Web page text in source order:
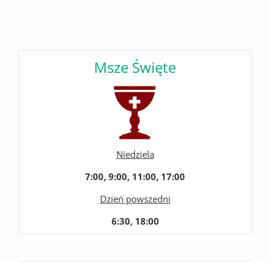
Msze Święte
Niedziela
7:00, 9:00, 11:00, 17:00
Dzień powszedni
6:30, 18:00